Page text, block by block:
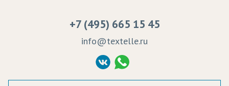
Судебные решения
Политика Конфиденциальности
Согласие на обработку ПД
+7 (495) 665 15 45
info@textelle.ru